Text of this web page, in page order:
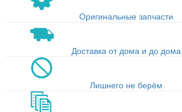
Оригинальные запчасти
Доставка от дома и до дома
Лишнего не берём